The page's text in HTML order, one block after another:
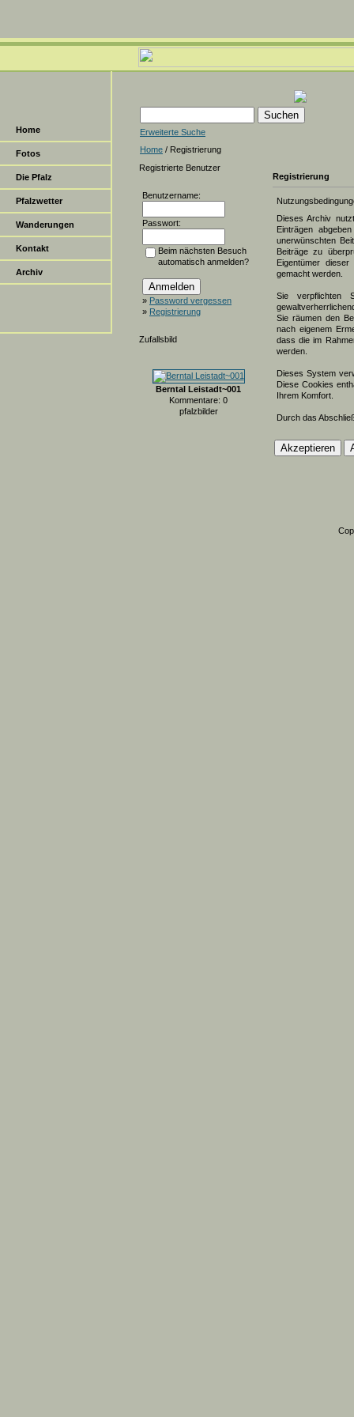
Home
Fotos
Die Pfalz
Pfalzwetter
Wanderungen
Kontakt
Archiv
Erweiterte Suche
Home / Registrierung
Registrierte Benutzer
Benutzername:
Passwort:
Beim nächsten Besuch
automatisch anmelden?
» Password vergessen
» Registrierung
Zufallsbild
Berntal Leistadt~001
Kommentare: 0
pfalzbilder
Registrierung
Dieses Archiv
Einträgen
unerwünschten
Beiträge zu
Eigentümer
gemacht werden.
Sie verpflichten
Sie räumen den
nach eigenem
dass die im
werden.
Dieses System
Diese Cookies
Ihrem Komfort.
Durch das